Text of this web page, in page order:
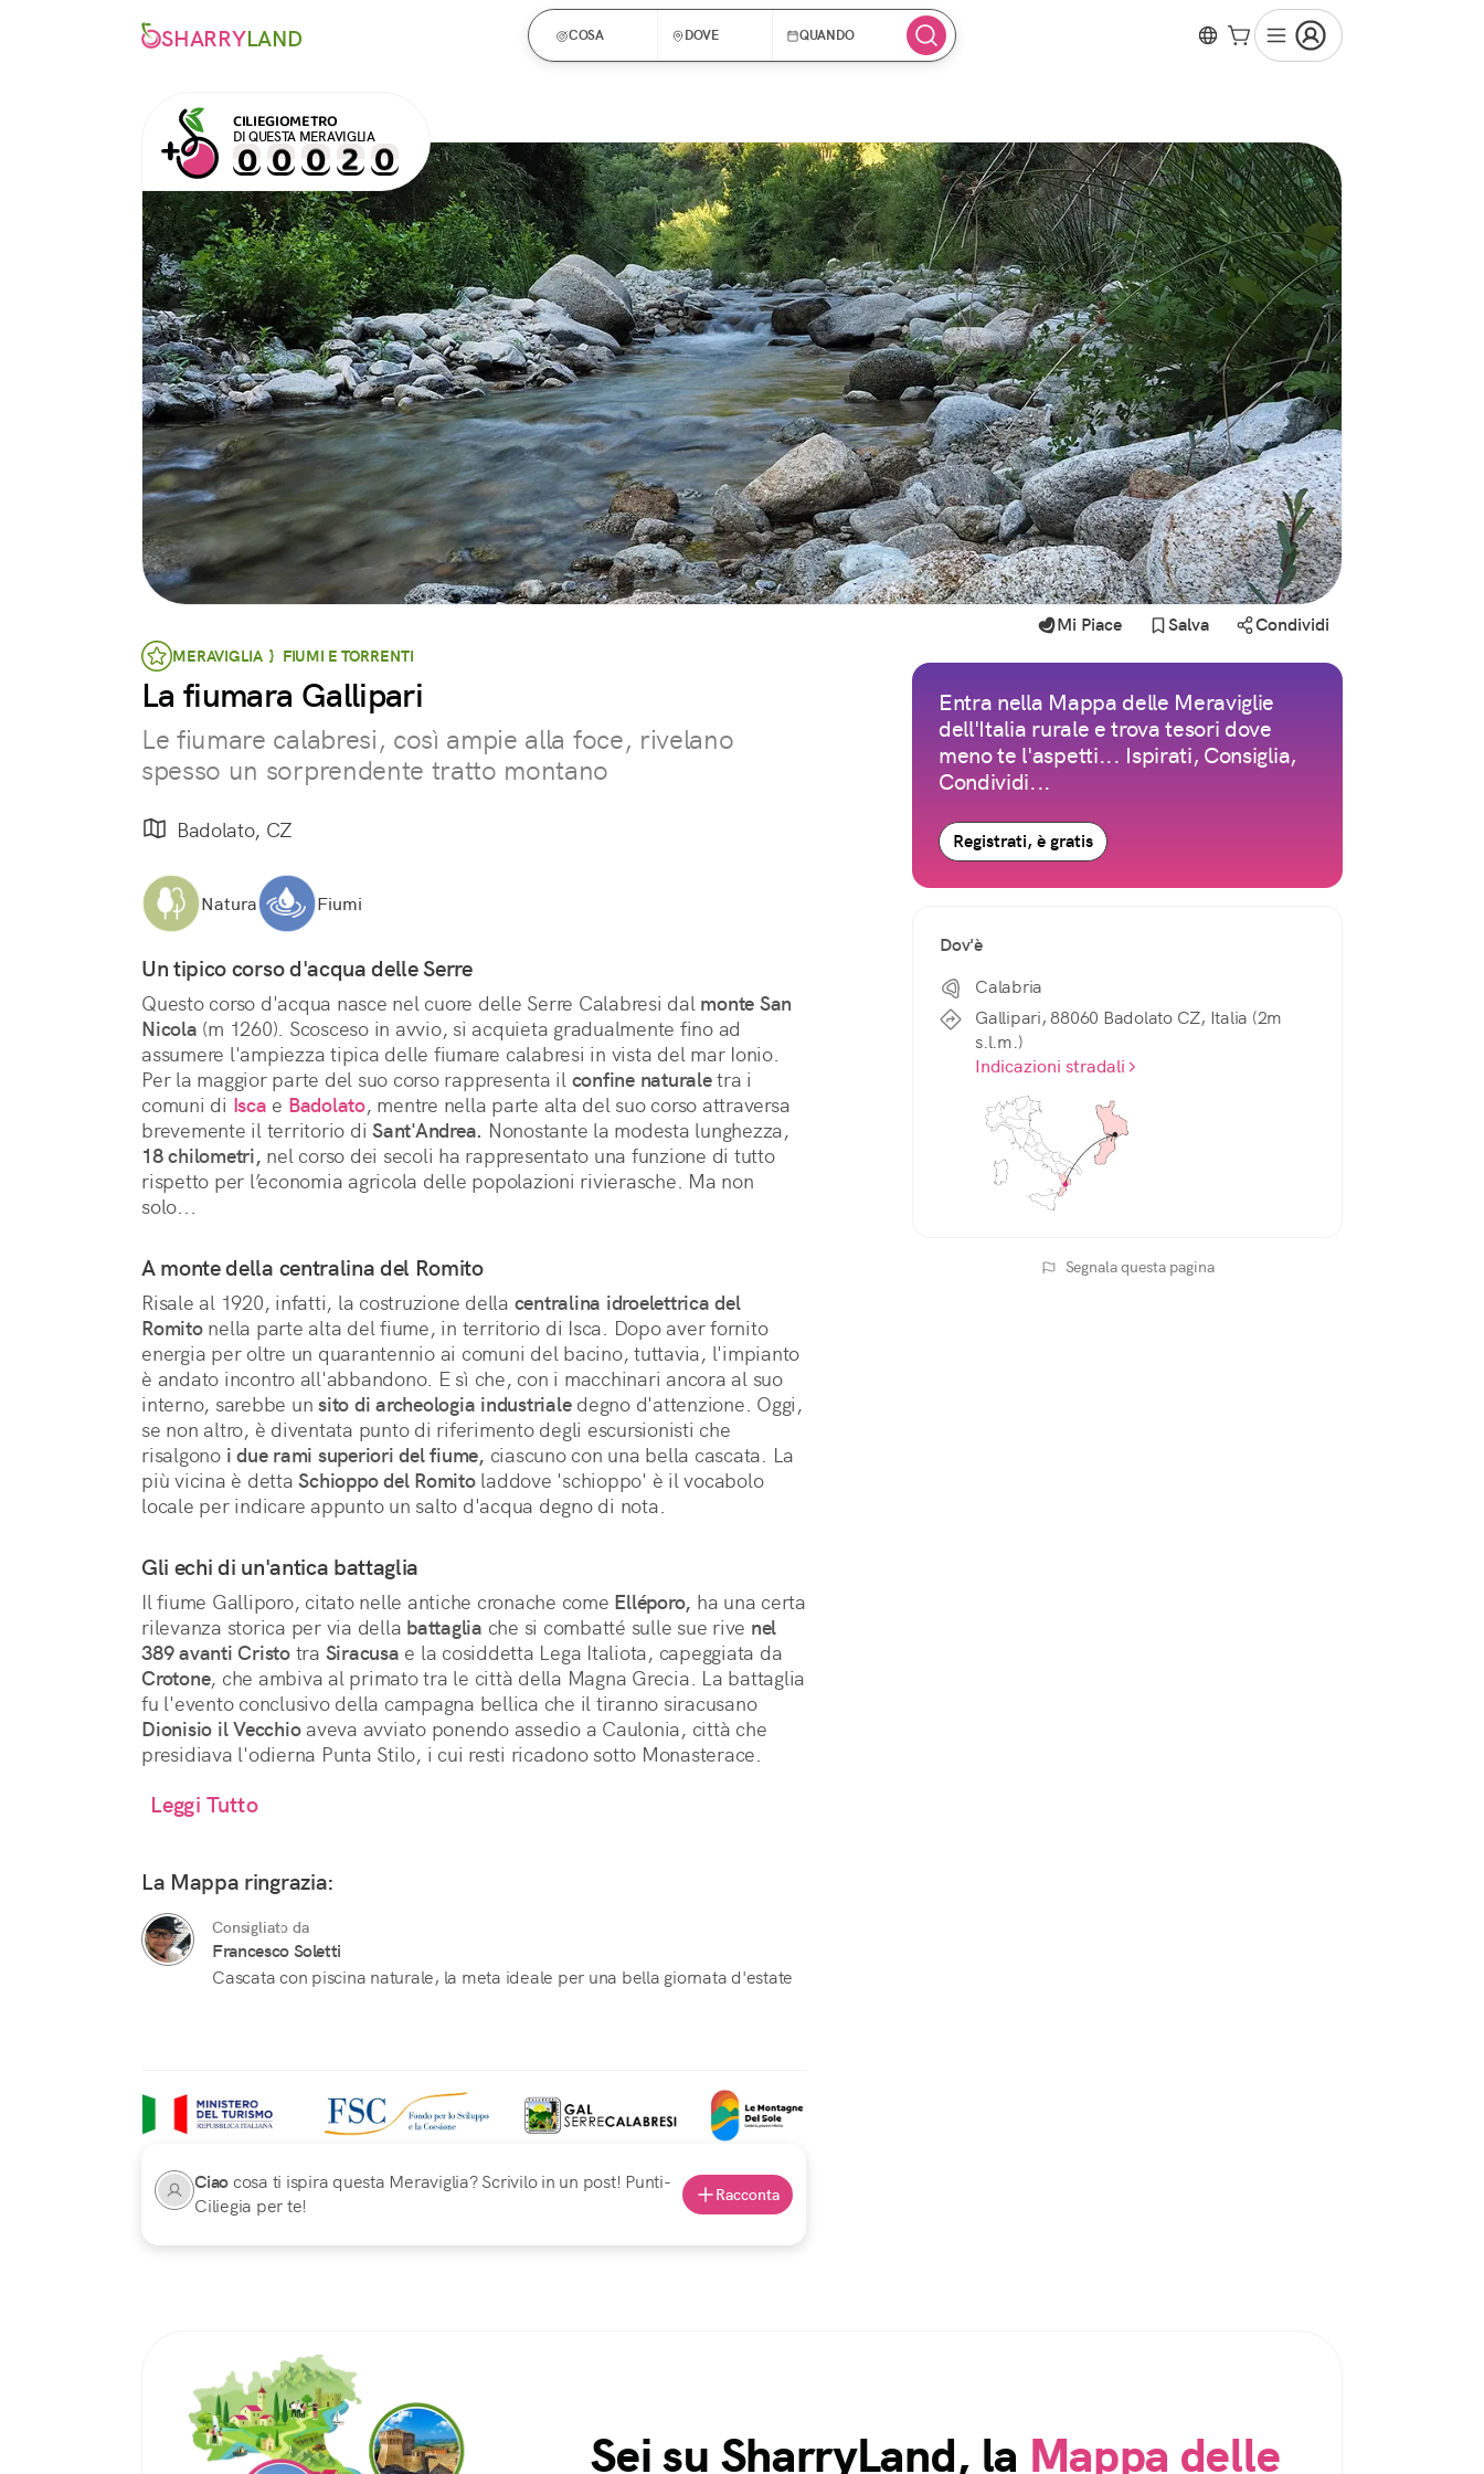
SHARRYLAND COSA DOVE QUANDO
CILIEGIOMETRO
DI QUESTA MERAVIGLIA
MERAVIGLIA } FIUMI E TORRENTI
La fiumara Gallipari
Le fiumare calabresi, così ampie alla foce, rivelano
spesso un sorprendente tratto montano
Badolato, CZ
Natura Fiumi
Un tipico corso d'acqua delle Serre
Questo corso d'acqua nasce nel cuore delle Serre Calabresi dal monte San
Nicola (m 1260). Scosceso in avvio, si acquieta gradualmente fino ad
assumere l'ampiezza tipica delle fiumare calabresi in vista del mar Ionio.
Per la maggior parte del suo corso rappresenta il confine naturale tra i
comuni di Isca e Badolato, mentre nella parte alta del suo corso attraversa
brevemente il territorio di Sant'Andrea.
18 chilometri, nel corso dei secoli ha rappresentato una funzione di tutto
rispetto per l’economia agricola delle popolazioni rivierasche. Ma non
solo...
A monte della centralina del Romito
Risale al 1920, infatti, la costruzione della centralina idroelettrica del
Romito nella parte alta del fiume, in territorio di Isca. Dopo aver fornito
energia per oltre un quarantennio ai comuni del bacino, tuttavia, l'impianto
è andato incontro all'abbandono. E sì che, con i macchinari ancora al suo
interno, sarebbe un sito di archeologia industriale degno d'attenzione. Oggi,
se non altro, è diventata punto di riferimento degli escursionisti che
risalgono i due rami superiori del fiume, ciascuno con una bella cascata. La
più vicina è detta Schioppo del Romito laddove 'schioppo' è il vocabolo
locale per indicare appunto un salto d'acqua degno di nota.
Gli echi di un'antica battaglia
Il fiume Galliporo, citato nelle antiche cronache come Elléporo, ha una certa
rilevanza storica per via della battaglia che si combatté sulle sue rive nel
389 avanti Cristotra Siracusa e la cosiddetta Lega Italiota, capeggiata da
Crotone, che ambiva al primato tra le città della Magna Grecia. La battaglia
fu l'evento conclusivo della campagna bellica che il tiranno siracusano
Dionisio il Vecchioaveva avviato ponendo assedio a Caulonia, città che
presidiava l'odierna Punta Stilo, i cui resti ricadono sotto Monasterace.
Leggi Tutto
La Mappa ringrazia:
Consigliato da
Francesco Soletti
Cascata con piscina naturale, la meta ideale per una bella giornata d'estate
Ciaocosa ti ispira questa Meraviglia? Scrivilo in un post! Punti-
Ciliegia per te!
Racconta
Mi Piace Salva Condividi
Entra nella Mappa delle Meraviglie
dell'Italia rurale e trova tesori dove
meno te l'aspetti... Ispirati, Consiglia,
Condividi...
Registrati, è gratis
Dov'è
Calabria
Gallipari, 88060 Badolato CZ, Italia (2m
s.l.m.)
Indicazioni stradali
Segnala questa pagina
Sei su SharryLand, la Mappa delle